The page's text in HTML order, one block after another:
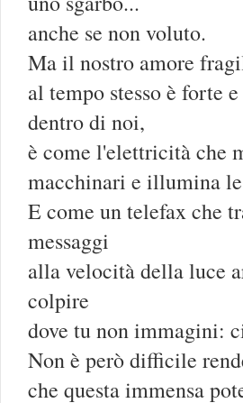
anche se non voluto.
Ma il nostro amore
al tempo stesso è forte
dentro di noi,
è come l'elettricità che
macchinari e illumina
E come un telefax che
messaggi
alla velocità della luce
colpire
dove tu non immagini:
Non è però difficile
che questa immensa